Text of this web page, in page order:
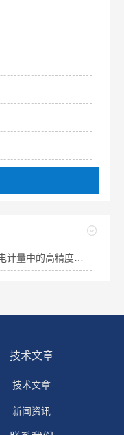
技术文章
技术文章
新闻资讯